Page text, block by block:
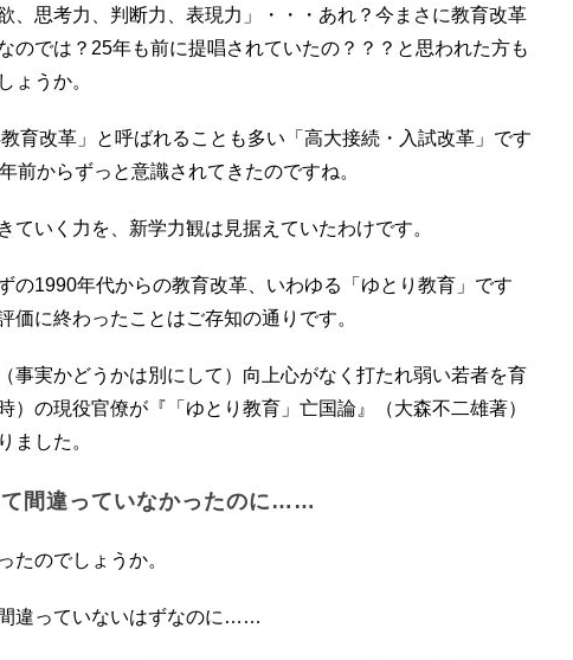
、思考力、判断力、表現力」・・・あれ？今まさに教育改革
のでは？25年も前に提唱されていたの？？？と思われた方も
ょうか。
育改革」と呼ばれることも多い「高大接続・入試改革」です
前からずっと意識されてきたのですね。
いく力を、新学力観は見据えていたわけです。
の1990年代からの教育改革、いわゆる「ゆとり教育」です
価に終わったことはご存知の通りです。
事実かどうかは別にして）向上心がなく打たれ弱い若者を育
）の現役官僚が『「ゆとり教育」亡国論』（大森不二雄著）
ました。
て間違っていなかったのに……
のでしょうか。
違っていないはずなのに……